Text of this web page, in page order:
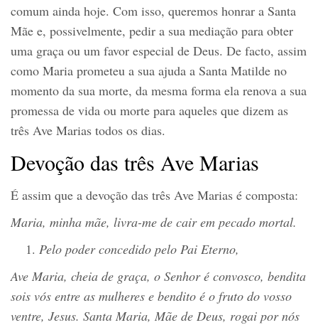
comum ainda hoje. Com isso, queremos honrar a Santa
Mãe e, possivelmente, pedir a sua mediação para obter
uma graça ou um favor especial de Deus. De facto, assim
como Maria prometeu a sua ajuda a Santa Matilde no
momento da sua morte, da mesma forma ela renova a sua
promessa de vida ou morte para aqueles que dizem as
três Ave Marias todos os dias.
Devoção das três Ave Marias
É assim que a devoção das três Ave Marias é composta:
Maria, minha mãe, livra-me de cair em pecado mortal.
Pelo poder concedido pelo Pai Eterno,
Ave Maria, cheia de graça, o Senhor é convosco, bendita
sois vós entre as mulheres e bendito é o fruto do vosso
ventre, Jesus. Santa Maria, Mãe de Deus, rogai por nós